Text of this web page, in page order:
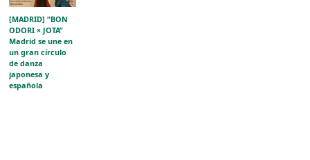
[MADRID] “BON
ODORI × JOTA”
Madrid se une en
un gran círculo
de danza
japonesa y
española